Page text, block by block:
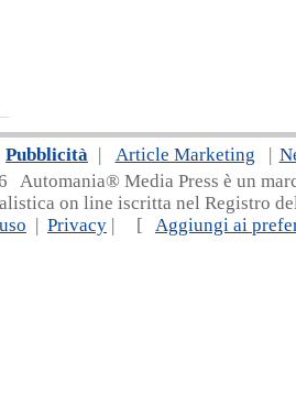
Pubblicità | Article Marketing |
Automania® Media Press è un
on line iscritta nel Registro
| Privacy | [ Aggiungi ai